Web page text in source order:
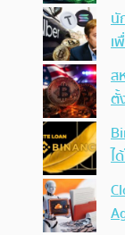
นั
เ
ส
ตั้
ไ